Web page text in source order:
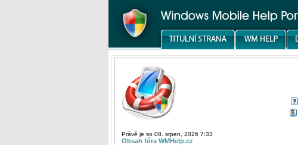
Právě je so 08. srpen, 2026 7:33
Obsah fóra WMHelp.cz